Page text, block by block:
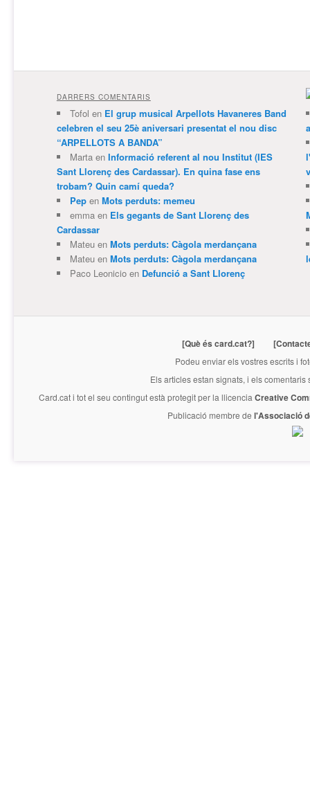
DARRERS COMENTARIS
Tofol en El grup musical Arpellots Havaneres Band
celebren el seu 25è aniversari presentat el nou disc
“ARPELLOTS A BANDA”
Martaen Informació referent al nou Institut (IES
Sant Llorenç des Cardassar). En quina fase ens
trobam? Quin camí queda?
Pepen Mots perduts: memeu
emmaen Els gegants de Sant Llorenç des
Cardassar
Mateuen Mots perduts: Càgola merdançana
Mateuen Mots perduts: Càgola merdançana
Paco Leonicioen Defunció a Sant Llorenç
[Què és card.cat?]
Podeu enviar els vostres escrits i
Els articles estan signats, i els
Card.cati tot el seu contingut està protegit per la llicencia Creative
Publicació membre de l'Associació